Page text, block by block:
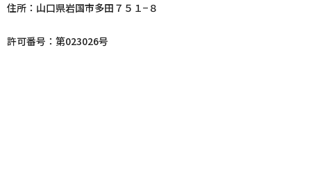
住所：山口県岩国市多田７５１−８
許可番号：第023026号